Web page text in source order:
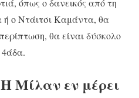
όπως ο δανεικός από τη
ή ο Ντάιτσι Καμάντα, θα
θα είναι δύσκολο
Μίλαν εν μέρει